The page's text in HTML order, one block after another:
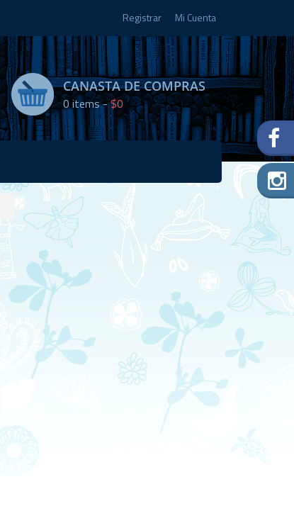
Registrar Mi Cuenta
CANASTA DE COMPRAS
0items -$0
Disponibilidad:
stock